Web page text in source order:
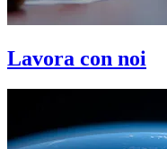
Lavora con noi